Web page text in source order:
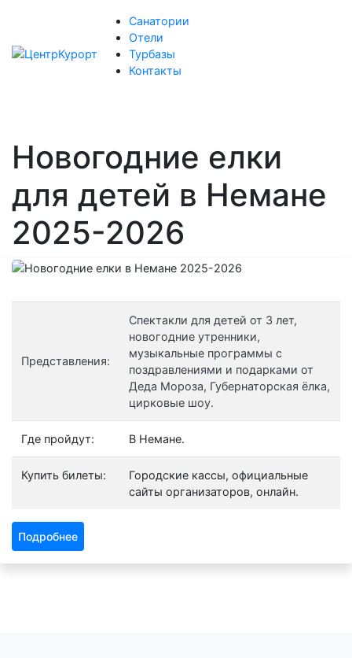
Санатории
Отели
Турбазы
Контакты
Новогодние елки
для детей в Немане
2025-2026
Представления:
Спектакли для детей от 3 лет,
новогодние утренники,
музыкальные программы с
поздравлениями и подарками от
Деда Мороза, Губернаторская ёлка,
цирковые шоу.
Где пройдут: В Немане.
Купить билеты:
Городские кассы, официальные
сайты организаторов, онлайн.
Подробнее